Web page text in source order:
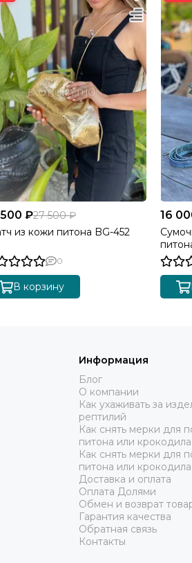
₽27 500 ₽
из кожи питона BG-452
0
В корзину
16
Информация
Блог
О компании
Как ухаживать за
рептилий
Как снять мерки для
питона или крокодила
Как снять мерки для
питона или крокодила
Доставка и оплата
Оплата Долями
Обмен и возврат
Гарантия качества
Обратная связь
Контакты